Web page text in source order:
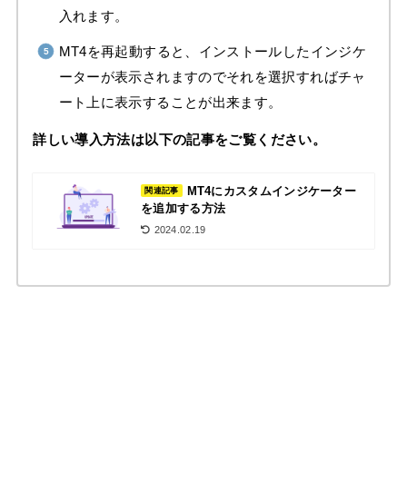
入れます。
MT4を再起動すると、インストールしたインジケ
ーターが表示されますのでそれを選択すればチャ
ート上に表示することが出来ます。
詳しい導入方法は以下の記事をご覧ください。
関連記事
MT4にカスタムインジケーター
を追加する方法
2024.02.19